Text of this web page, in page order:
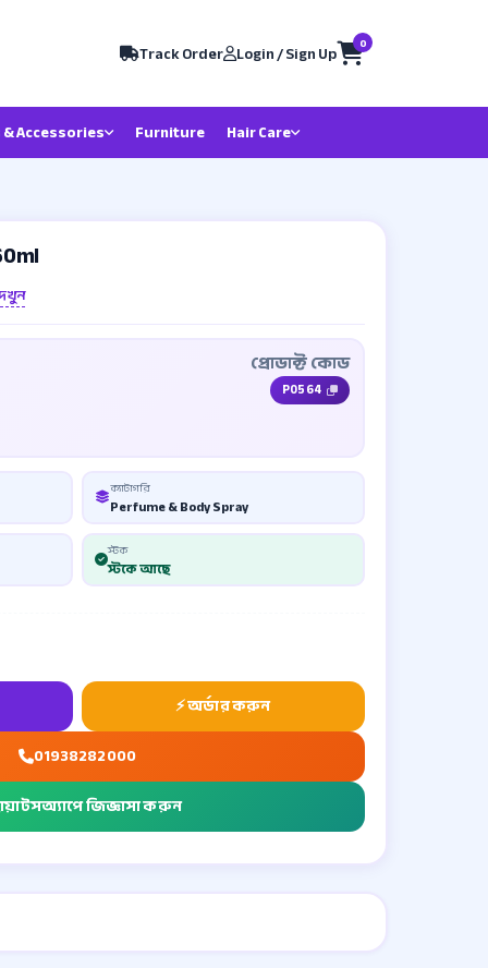
Track Order Login / Sign Up 0
Accessories Furniture Hair Care
প্রোডাক্ট কোড
P0564
ক্যাটাগরি
Perfume & Body Spray
স্টক
স্টকে আছে
01938282000
জিজ্ঞাসা করুন